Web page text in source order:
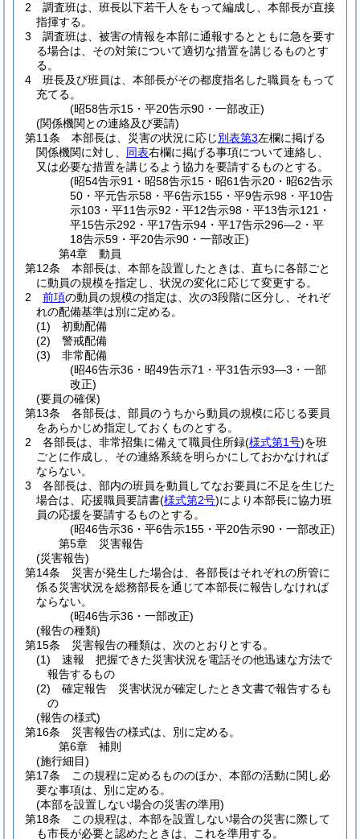
2
調査班は、班長以下若干人をもって編成し、本部長が直接
指揮する。
3
調査班は、被害の情報を本部に通報するとともに急を要す
る場合は、その対策について適切な措置を講じるものとす
る。
4
班長及び班員は、本部長がその都度指名した職員をもって
充てる。
(昭58告示15・平20告示90・一部改正)
(関係機関との連絡及び要請)
第11条
本部長は、災害の状況に応じ別表第3左欄に掲げる
関係機関に対し、 同表右欄に掲げる事項について連絡し、
又は必要な措置を講じるよう協力を要請するものとする。
(昭54告示91・昭58告示15・昭61告示20・昭62告示
50・平元告示58・平6告示155・平9告示98・平10告
示103・平11告示92・平12告示98・平13告示121・
平15告示292・平17告示94・平17告示296―2・平
18告示59・平20告示90・一部改正)
第4章
動員
第12条
本部長は、本部を設置したときは、直ちに各部ごと
に動員の規模を指定し、状況の変化に応じて変更する。
2
前項の動員の規模の指定は、次の3段階に区分し、それぞ
れの配備基準は別に定める。
(1)
初動配備
(2)
警戒配備
(3)
非常配備
(昭46告示36・昭49告示71・平31告示93―3・一部
改正)
(要員の確保)
第13条
各部長は、部員のうちから動員の規模に応じる要員
をあらかじめ指定しておくものとする。
2
各部長は、非常招集に備えて職員住所録(様式第1号)を班
ごとに作成し、その連絡系統を明らかにしておかなければ
ならない。
3
各部長は、部内の班員を動員してなお要員に不足を生じた
場合は、応援職員要請書(様式第2号)により本部長に協力班
員の応援を要請するものとする。
(昭46告示36・平6告示155・平20告示90・一部改正)
第5章
災害報告
(災害報告)
第14条
災害が発生した場合は、各部長はそれぞれの所管に
係る災害状況を総務部長を通じて本部長に報告しなければ
ならない。
(昭46告示36・一部改正)
(報告の種類)
第15条
災害報告の種類は、次のとおりとする。
(1)
速報 把握できた災害状況を電話その他迅速な方法で
報告するもの
(2)
確定報告 災害状況が確定したとき文書で報告するも
の
(報告の様式)
第16条
災害報告の様式は、別に定める。
第6章
補則
(施行細目)
第17条
この規程に定めるもののほか、本部の活動に関し必
要な事項は、別に定める。
(本部を設置しない場合の災害の準用)
第18条
この規程は、本部を設置しない場合の災害に際して
も市長が必要と認めたときは、これを準用する。